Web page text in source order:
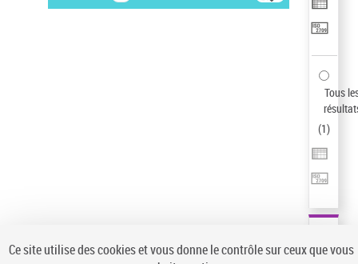
résultats/page
Tous
(1)
Ce site utilise des cookies et vous donne le contrôle sur ceux que vous